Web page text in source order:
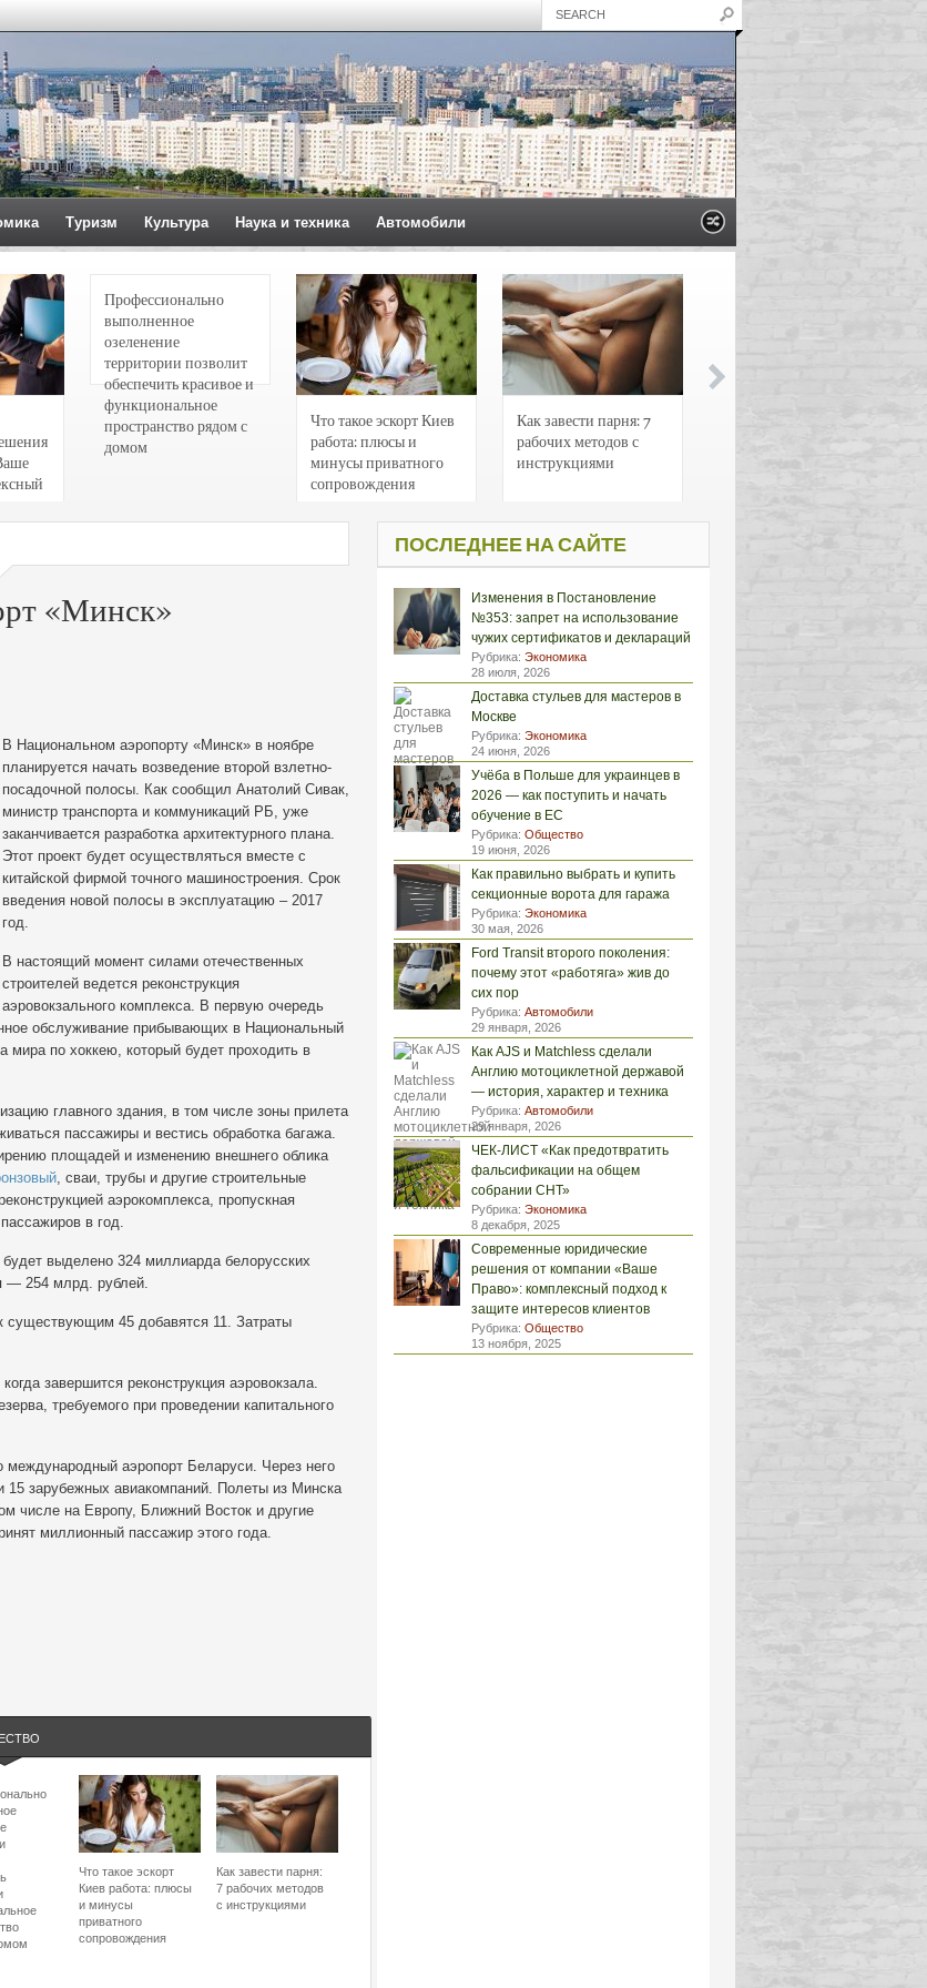
Туризм Культура Наука и техника Автомобили
Профессионально
выполненное
озеленение
территории позволит
обеспечить красивое и
функциональное
пространство рядом с
домом
Что такое эскорт Киев
работа: плюсы и
минусы приватного
сопровождения
Как завести парня: 7
рабочих методов с
инструкциями
«Минск»
В Национальном аэропорту «Минск» в ноябре
планируется начать возведение второй взлетно-
посадочной полосы. Как сообщил Анатолий Сивак,
министр транспорта и коммуникаций РБ, уже
заканчивается разработка архитектурного плана.
Этот проект будет осуществляться вместе с
китайской фирмой точного машиностроения. Срок
введения новой полосы в эксплуатацию – 2017
год.
В настоящий момент силами отечественных
строителей ведется реконструкция
аэровокзального комплекса. В первую очередь
обслуживание прибывающих в Национальный
мира по хоккею, который будет проходить в
главного здания, в том числе зоны прилета
пассажиры и вестись обработка багажа.
площадей и изменению внешнего облика
, сваи, трубы и другие строительные
аэрокомплекса, пропускная
в год.
выделено 324 миллиарда белорусских
— 254 млрд. рублей.
существующим 45 добавятся 11. Затраты
завершится реконструкция аэровокзала.
требуемого при проведении капитального
аэропорт Беларуси. Через него
15 зарубежных авиакомпаний. Полеты из Минска
числе на Европу, Ближний Восток и другие
миллионный пассажир этого года.
Что такое эскорт
Киев работа: плюсы
и минусы
приватного
сопровождения
Как завести парня:
7 рабочих методов
с инструкциями
ПОСЛЕДНЕЕ НА САЙТЕ
Изменения в Постановление
№353: запрет на использование
чужих сертификатов и деклараций
Рубрика: Экономика
28 июля, 2026
Доставка стульев для мастеров в
Москве
Рубрика: Экономика
24 июня, 2026
Учёба в Польше для украинцев в
2026 — как поступить и начать
обучение в ЕС
Рубрика: Общество
19 июня, 2026
Как правильно выбрать и купить
секционные ворота для гаража
Рубрика: Экономика
30 мая, 2026
Ford Transit второго поколения:
почему этот «работяга» жив до
сих пор
Рубрика: Автомобили
29 января, 2026
Как AJS и Matchless сделали
Англию мотоциклетной державой
— история, характер и техника
Рубрика: Автомобили
29 января, 2026
ЧЕК-ЛИСТ «Как предотвратить
фальсификации на общем
собрании СНТ»
Рубрика: Экономика
8 декабря, 2025
Современные юридические
решения от компании «Ваше
Право»: комплексный подход к
защите интересов клиентов
Рубрика: Общество
13 ноября, 2025